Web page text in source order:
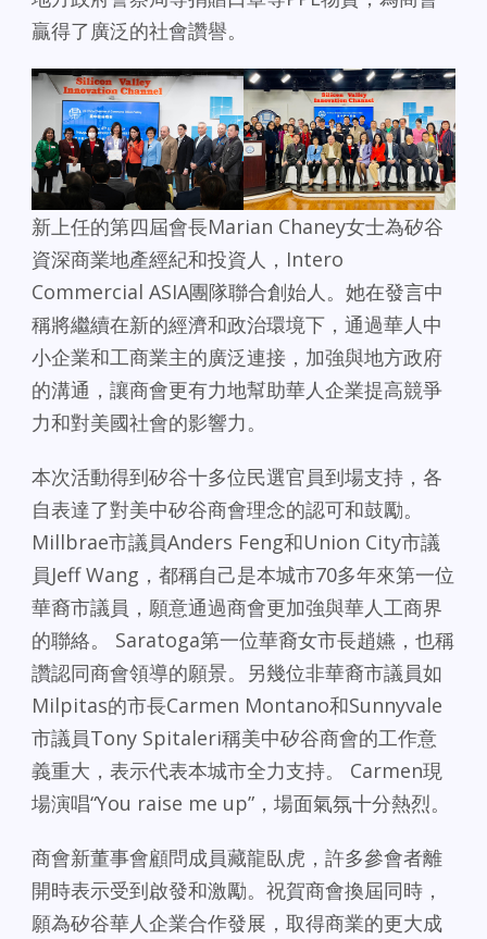
贏得了廣泛的社會讚譽。
新上任的第四屆會長Marian Chaney女士為矽谷
資深商業地產經紀和投資人，Intero
Commercial ASIA團隊聯合創始人。她在發言中
稱將繼續在新的經濟和政治環境下，通過華人中
小企業和工商業主的廣泛連接，加強與地方政府
的溝通，讓商會更有力地幫助華人企業提高競爭
力和對美國社會的影響力。
本次活動得到矽谷十多位民選官員到場支持，各
自表達了對美中矽谷商會理念的認可和鼓勵。
Millbrae市議員Anders Feng和Union City市議
員Jeff Wang，都稱自己是本城市70多年來第一位
華裔市議員，願意通過商會更加強與華人工商界
的聯絡。 Saratoga第一位華裔女市長趙嬿，也稱
讚認同商會領導的願景。另幾位非華裔市議員如
Milpitas的市長Carmen Montano和Sunnyvale
市議員Tony Spitaleri稱美中矽谷商會的工作意
義重大，表示代表本城市全力支持。 Carmen現
場演唱“You raise me up”，場面氣氛十分熱烈。
商會新董事會顧問成員藏龍臥虎，許多參會者離
開時表示受到啟發和激勵。祝賀商會換屆同時，
願為矽谷華人企業合作發展，取得商業的更大成